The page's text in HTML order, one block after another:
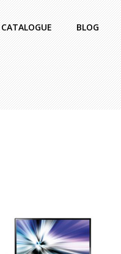
CATALOGUE BLOG